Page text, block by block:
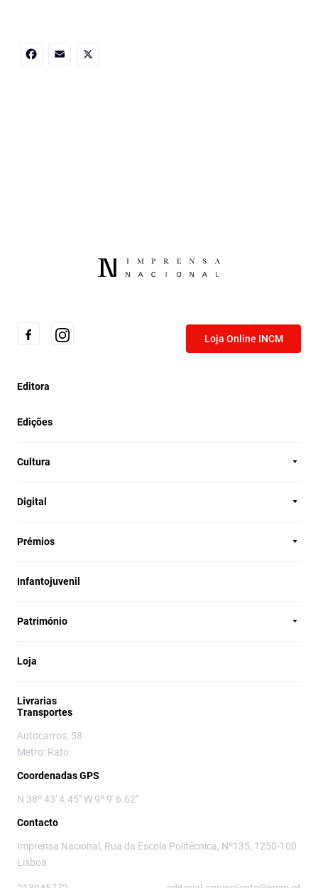
Loja Online INCM
Editora
Edições
Cultura
Digital
Prémios
Infantojuvenil
Património
Loja
Livrarias
Transportes
Autocarros: 58
Metro: Rato
Coordenadas GPS
N 38º 43' 4.45" W 9º 9' 6.62"
Contacto
Imprensa Nacional, Rua da Escola Politécnica, Nº135, 1250-100
Lisboa